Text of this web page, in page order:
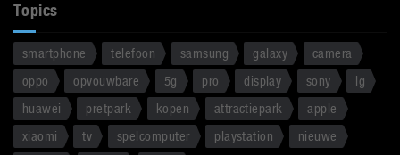
Topics
smartphone telefoon samsung galaxy
camera
oppo
opvouwbare 5g pro display sony
lg
huawei
pretpark kopen attractiepark
apple
xiaomi
tv spelcomputer playstation
nieuwe